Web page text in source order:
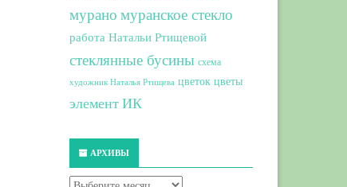
мурано муранское стекло
работа Натальи Ртищевой
стеклянные бусины схема
художник Наталья Ртищева цветок цветы
элемент ИК
АРХИВЫ